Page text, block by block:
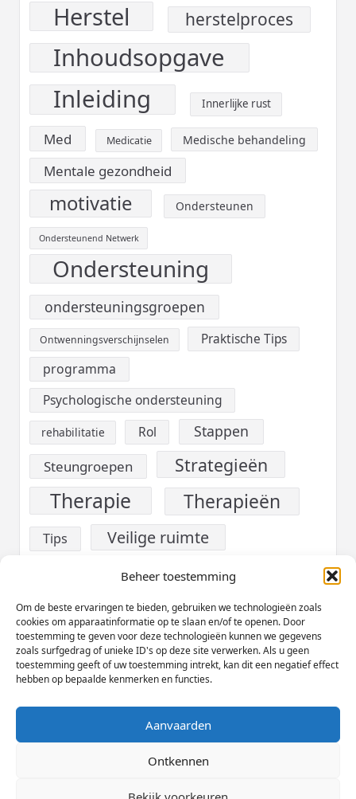
Beheer toestemming
Om de beste ervaringen te bieden, gebruiken we technologieën zoals
cookies om apparaatinformatie op te slaan en/of te openen. Door
toestemming te geven voor deze technologieën kunnen we gegevens
zoals surfgedrag of unieke ID's op deze site verwerken. Als u geen
toestemming geeft of uw toestemming intrekt, kan dit een negatief effect
hebben op bepaalde kenmerken en functies.
Aanvaarden
Ontkennen
Herstel herstelproces
Inhoudsopgave
Inleiding
Innerlijke rust
Med Medicatie Medische behandeling
Mentale gezondheid
motivatie Ondersteunen
Ondersteunend Netwerk
Ondersteuning
ondersteuningsgroepen
Ontwenningsverschijnselen Praktische Tips
programma
Psychologische ondersteuning
rehabilitatie Rol Stappen
Steungroepen Strategieën
Therapie Therapieën
Tips Veilige ruimte
verslaving Voeding
Welzijn Werk
Zelfzorg
Copyright © 2026Yuki Magazine Thema